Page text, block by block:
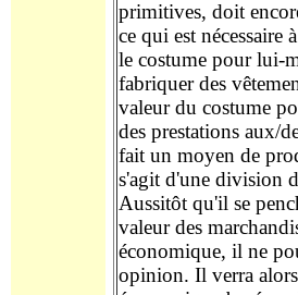
primitives, doit
ce qui est nécessaire
le costume pour lui-
fabriquer des
valeur du costume
des prestations aux/
fait un moyen de
s'agit d'une division
Aussitôt qu'il se
valeur des
économique, il ne
opinion. Il verra